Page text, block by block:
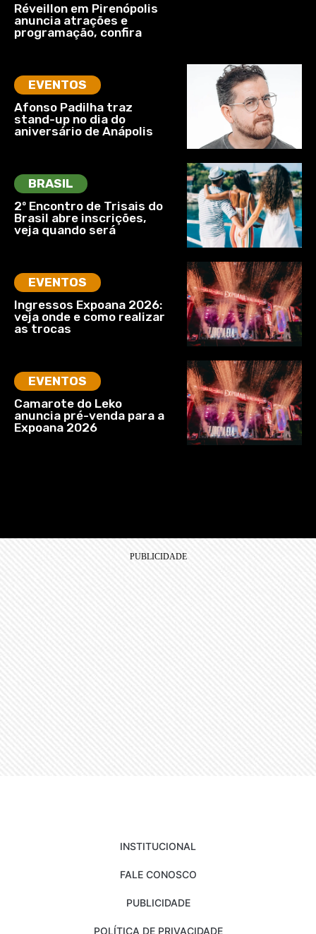
Réveillon em Pirenópolis
anuncia atrações e
programação, confira
EVENTOS
Afonso Padilha traz
stand-up no dia do
aniversário de Anápolis
BRASIL
2º Encontro de Trisais do
Brasil abre inscrições,
veja quando será
EVENTOS
Ingressos Expoana 2026:
veja onde e como realizar
as trocas
EVENTOS
Camarote do Leko
anuncia pré-venda para a
Expoana 2026
INSTITUCIONAL
FALE CONOSCO
PUBLICIDADE
POLÍTICA DE PRIVACIDADE